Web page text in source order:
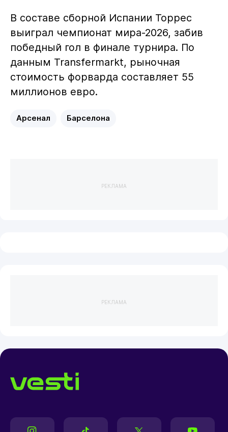
В составе сборной Испании Торрес
выиграл чемпионат мира-2026, забив
победный гол в финале турнира. По
данным Transfermarkt, рыночная
стоимость форварда составляет 55
миллионов евро.
Арсенал Барселона
РЕКЛАМА
РЕКЛАМА